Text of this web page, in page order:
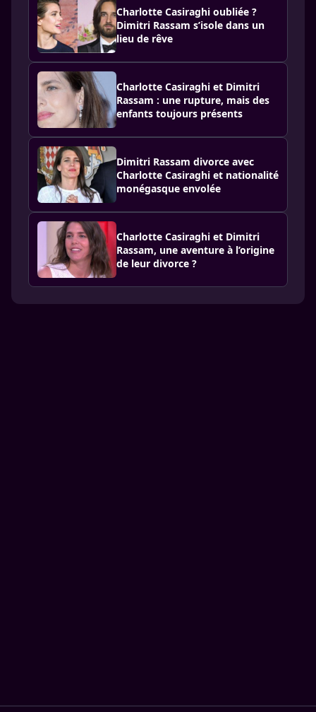
Charlotte Casiraghi oubliée ?
Dimitri Rassam s’isole dans un
lieu de rêve
Charlotte Casiraghi et Dimitri
Rassam : une rupture, mais des
enfants toujours présents
Dimitri Rassam divorce avec
Charlotte Casiraghi et nationalité
monégasque envolée
Charlotte Casiraghi et Dimitri
Rassam, une aventure à l’origine
de leur divorce ?